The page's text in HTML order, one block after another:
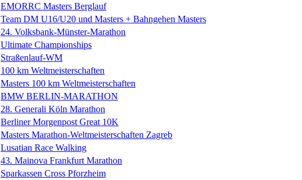
EMORRC Masters Berglauf
Team DM U16/U20 und Masters + Bahngehen Masters
24. Volksbank-Münster-Marathon
Ultimate Championships
Straßenlauf-WM
100 km Weltmeisterschaften
Masters 100 km Weltmeisterschaften
BMW BERLIN-MARATHON
28. Generali Köln Marathon
Berliner Morgenpost Great 10K
Masters Marathon-Weltmeisterschaften Zagreb
Lusatian Race Walking
43. Mainova Frankfurt Marathon
Sparkassen Cross Pforzheim